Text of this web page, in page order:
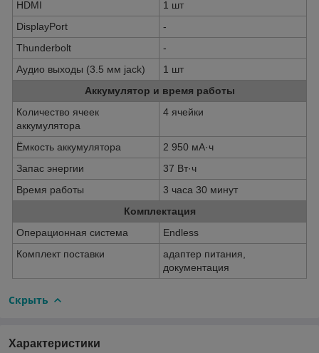
HDMI
1 шт
DisplayPort
-
Thunderbolt
-
Аудио выходы (3.5 мм jack)
1 шт
Аккумулятор и время работы
Количество ячеек
аккумулятора
4 ячейки
Ёмкость аккумулятора
2 950 мА·ч
Запас энергии
37 Вт·ч
Время работы
3 часа 30 минут
Комплектация
Операционная система
Endless
Комплект поставки
адаптер питания,
документация
Скрыть
Характеристики